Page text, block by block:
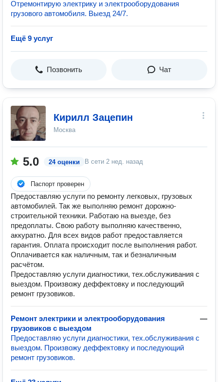
Отремонтирую электрику и электрооборудования
грузового автомобиля. Выезд 24/7.
Ещё 9 услуг
Позвонить Чат
Кирилл Зацепин
Москва
5.0 24 оценки В сети 2 нед. назад
Паспорт проверен
Предоставляю услуги по ремонту легковых, грузовых
автомобилей. Так же выполняю ремонт дорожно-
строительной техники. Работаю на выезде, без
предоплаты. Свою работу выполняю качественно,
аккуратно. Для всех видов работ предоставляется
гарантия. Оплата происходит после выполнения работ.
Оплачивается как наличным, так и безналичным
расчётом.
Предоставляю услуги диагностики, тех.обслуживания с
выездом. Произвожу деффектовку и последующий
ремонт грузовиков.
Ремонт электрики и электрооборудования
грузовиков с выездом
—
Предоставляю услуги диагностики, тех.обслуживания с
выездом. Произвожу деффектовку и последующий
ремонт грузовиков.